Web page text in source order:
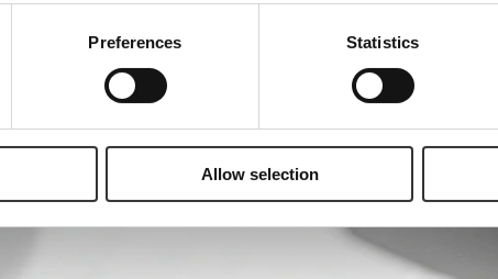
Preferences Statistics
Allow selection